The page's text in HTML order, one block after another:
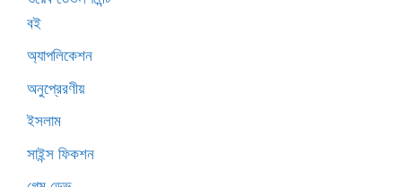
বই
অ্যাপলিকেশন
অনুপ্রেরণীয়
ইসলাম
সাইন্স ফিকশন